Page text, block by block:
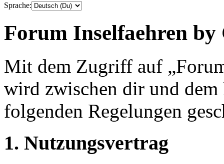
Sprache:
Forum Inselfaehren
Mit dem Zugriff auf
wird zwischen dir und
folgenden Regelungen
1. Nutzungsvertrag